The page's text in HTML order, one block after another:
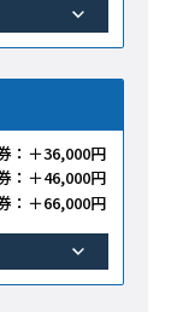
：＋36,000円
：＋46,000円
：＋66,000円